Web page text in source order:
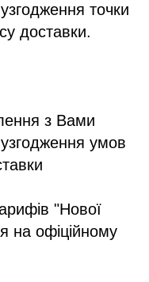
точки
доставки.
з Вами
умов
"Нової
на офіційному